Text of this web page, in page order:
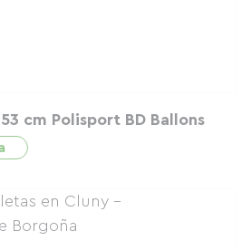
cm Polisport BD Ballons